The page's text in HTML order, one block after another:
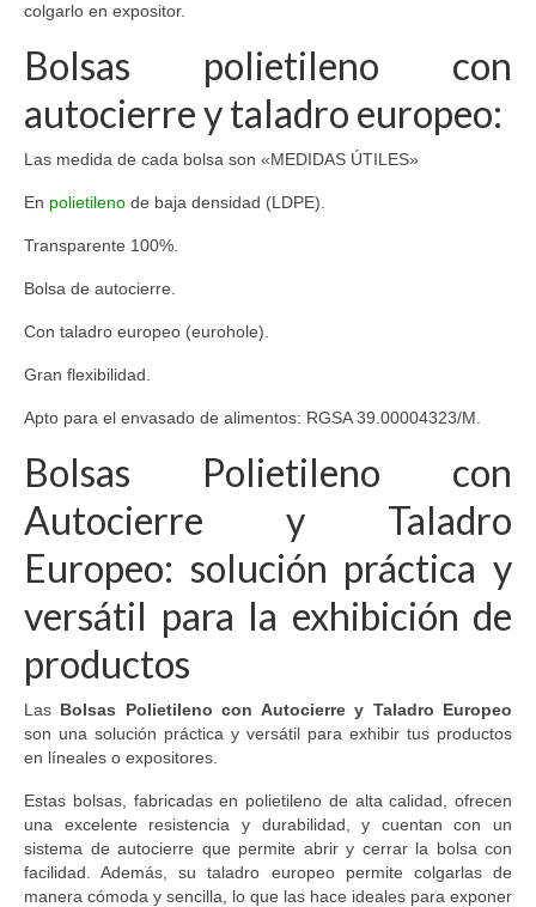
colgarlo en expositor.
Bolsas polietileno con
autocierre y taladro europeo:
Las medida de cada bolsa son «MEDIDAS ÚTILES»
En polietileno de baja densidad (LDPE).
Transparente 100%.
Bolsa de autocierre.
Con taladro europeo (eurohole).
Gran flexibilidad.
Apto para el envasado de alimentos: RGSA 39.00004323/M.
Bolsas Polietileno con
Autocierre y Taladro
Europeo: solución práctica y
versátil para la exhibición de
productos
Las Bolsas Polietileno con Autocierre y Taladro Europeo
son una solución práctica y versátil para exhibir tus productos
en líneales o expositores.
Estas bolsas, fabricadas en polietileno de alta calidad, ofrecen
una excelente resistencia y durabilidad, y cuentan con un
sistema de autocierre que permite abrir y cerrar la bolsa con
facilidad. Además, su taladro europeo permite colgarlas de
manera cómoda y sencilla, lo que las hace ideales para exponer